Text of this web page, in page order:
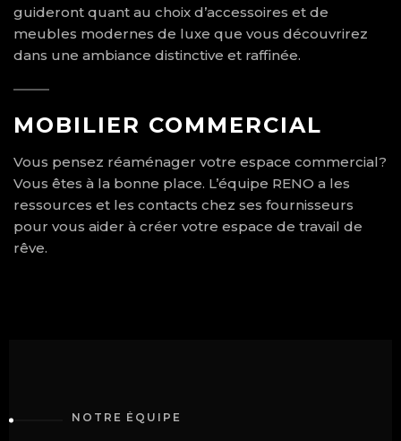
guideront quant au choix d’accessoires et de
meubles modernes de luxe que vous découvrirez
dans une ambiance distinctive et raffinée.
MOBILIER COMMERCIAL
Vous pensez réaménager votre espace commercial?
Vous êtes à la bonne place. L’équipe RENO a les
ressources et les contacts chez ses fournisseurs
pour vous aider à créer votre espace de travail de
rêve.
NOTRE ÉQUIPE